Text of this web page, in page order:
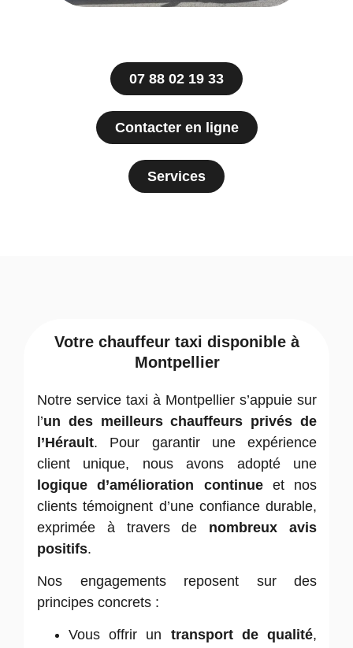
07 88 02 19 33
Contacter en ligne
Services
Votre chauffeur taxi disponible à
Montpellier
Notre service taxi à Montpellier s’appuie sur
l’un des meilleurs chauffeurs privés de
l’Hérault. Pour garantir une expérience
client unique, nous avons adopté une
logique d’amélioration continueet nos
clients témoignent d’une confiance durable,
exprimée à travers de nombreux avis
positifs.
Nos engagements reposent sur des
principes concrets :
Vous offrir un transport de qualité,